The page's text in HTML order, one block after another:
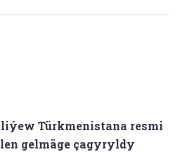
Türkmenistana resmi
gelmäge çagyryldy